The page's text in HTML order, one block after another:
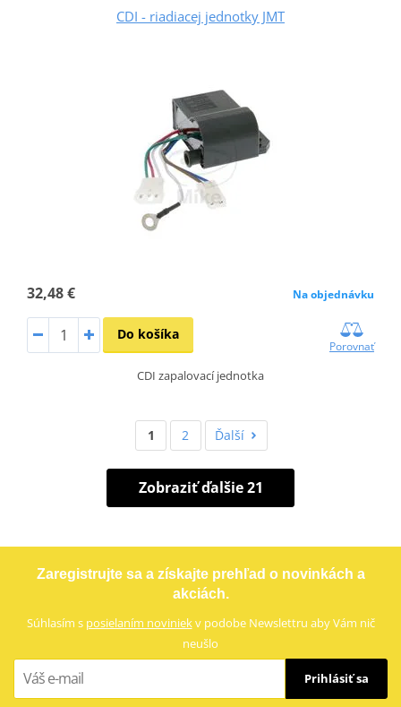
CDI - riadiacej jednotky JMT
32,48 € Na objednávku
Do košíka
Porovnať
CDI zapalovací jednotka
1 2 Ďalší
Zobraziť ďalšie 21
Zaregistrujte sa a získajte prehľad o novinkách a
akciách.
Súhlasím s posielaním noviniekv podobe Newslettru aby Vám nič
neušlo
Prihlásiť sa